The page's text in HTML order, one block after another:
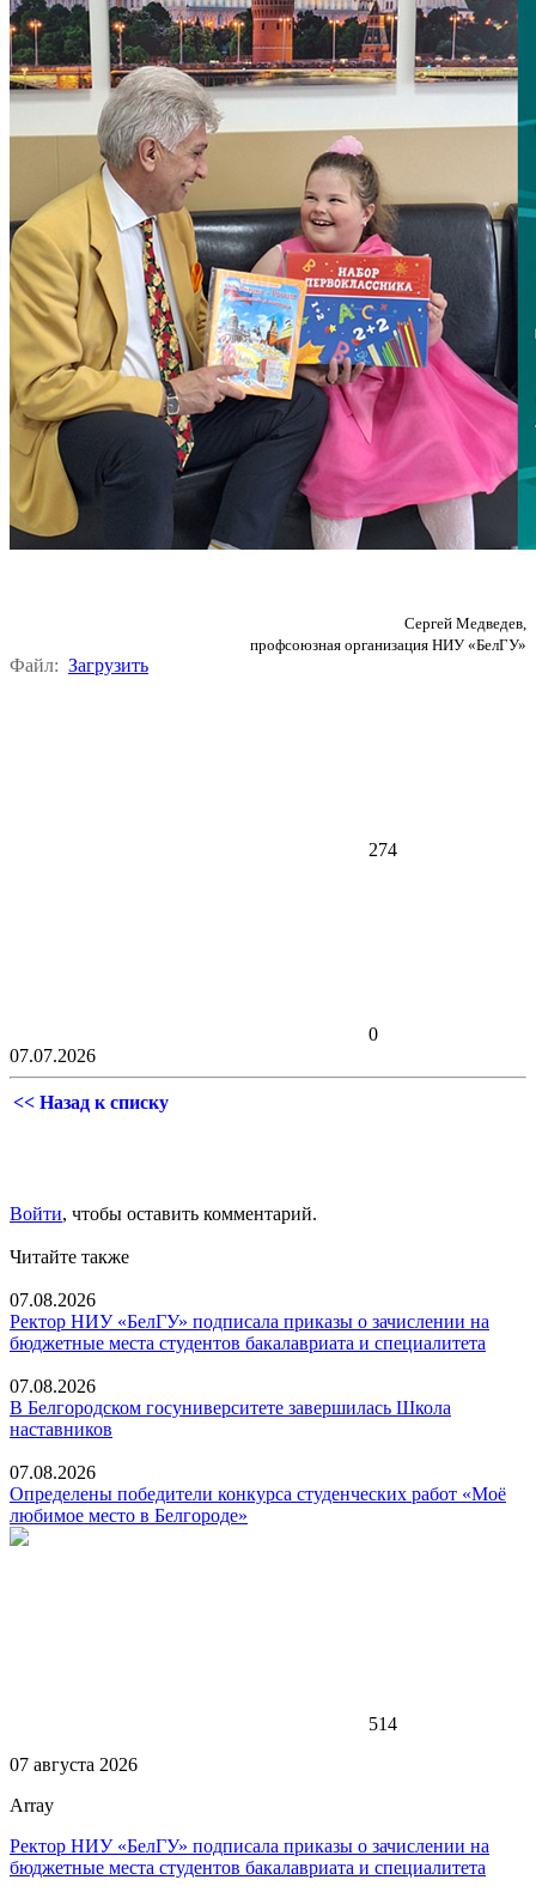
Сергей Медведев,
профсоюзная организация НИУ «БелГУ»
Файл: Загрузить
274
0
07.07.2026
<< Назад к списку
Войти, чтобы оставить комментарий.
Читайте также
07.08.2026
Ректор НИУ «БелГУ» подписала приказы о зачислении на
бюджетные места студентов бакалавриата и специалитета
07.08.2026
В Белгородском госуниверситете завершилась Школа
наставников
07.08.2026
Определены победители конкурса студенческих работ «Моё
любимое место в Белгороде»
514
07 августа 2026
Array
Ректор НИУ «БелГУ» подписала приказы о зачислении на
бюджетные места студентов бакалавриата и специалитета